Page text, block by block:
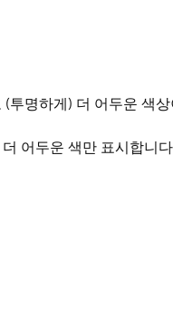
명하게) 더 어두운 색
어두운 색만 표시합니다.